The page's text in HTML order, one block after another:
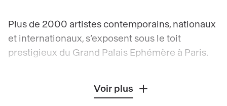
Plus de 2000 artistes contemporains, nationaux
et internationaux, s’exposent sous le toit
prestigieux du Grand Palais Ephémère à Paris.
maîtres mots pour venir à la rencontre de ces
Voir plus